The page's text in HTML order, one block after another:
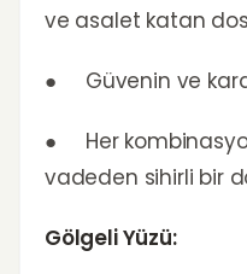
ve asalet katan
● Güvenin ve
● Her
vadeden sihirli bir
Gölgeli Yüzü: